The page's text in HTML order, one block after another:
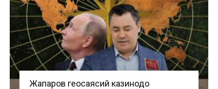
Жапаров геосаясий казинодо